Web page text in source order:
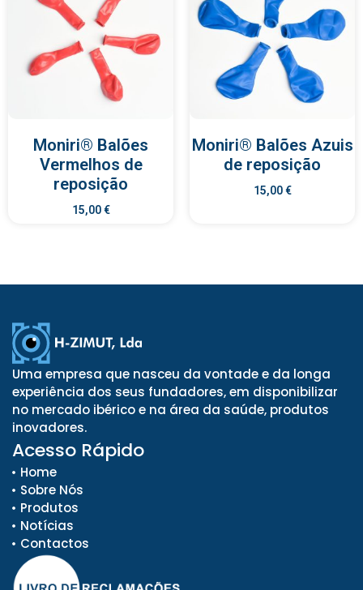
Moniri® Balões
Vermelhos de
reposição
15,00€
Moniri® Balões Azuis
de reposição
15,00€
Uma empresa que nasceu da vontade e da longa
experiência dos seus fundadores, em disponibilizar
no mercado ibérico e na área da saúde, produtos
inovadores.
Acesso Rápido
Home
Sobre Nós
Produtos
Notícias
Contactos